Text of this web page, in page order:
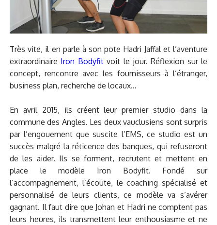
Très vite, il en parle à son pote Hadri Jaffal et l’aventure
extraordinaire Iron Bodyfitvoit le jour. Réflexion sur le
concept, rencontre avec les fournisseurs à l’étranger,
business plan, recherche de locaux…
En avril 2015, ils créent leur premier studio dans la
commune des Angles. Les deux vauclusiens sont surpris
par l’engouement que suscite l’EMS, ce studio est un
succès malgré la réticence des banques, qui refuseront
de les aider. Ils se forment, recrutent et mettent en
place le modèle Iron Bodyfit. Fondé sur
l’accompagnement, l’écoute, le coaching spécialisé et
personnalisé de leurs clients, ce modèle va s’avérer
gagnant. Il faut dire que Johan et Hadri ne comptent pas
leurs heures, ils transmettent leur enthousiasme et ne